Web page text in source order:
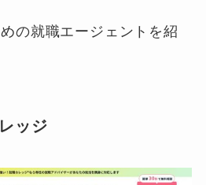
の就職エージェントを紹
ッジ